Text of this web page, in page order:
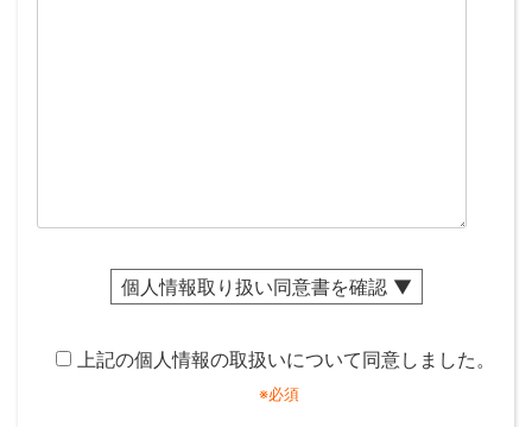
個人情報取り扱い同意書を確認 ▼
イエステーションいわき（アドレス株式会社）（以下
「当社」といいます）は、 当ウェブサイト（以下
上記の個人情報の取扱いについて同意しました。
※必須